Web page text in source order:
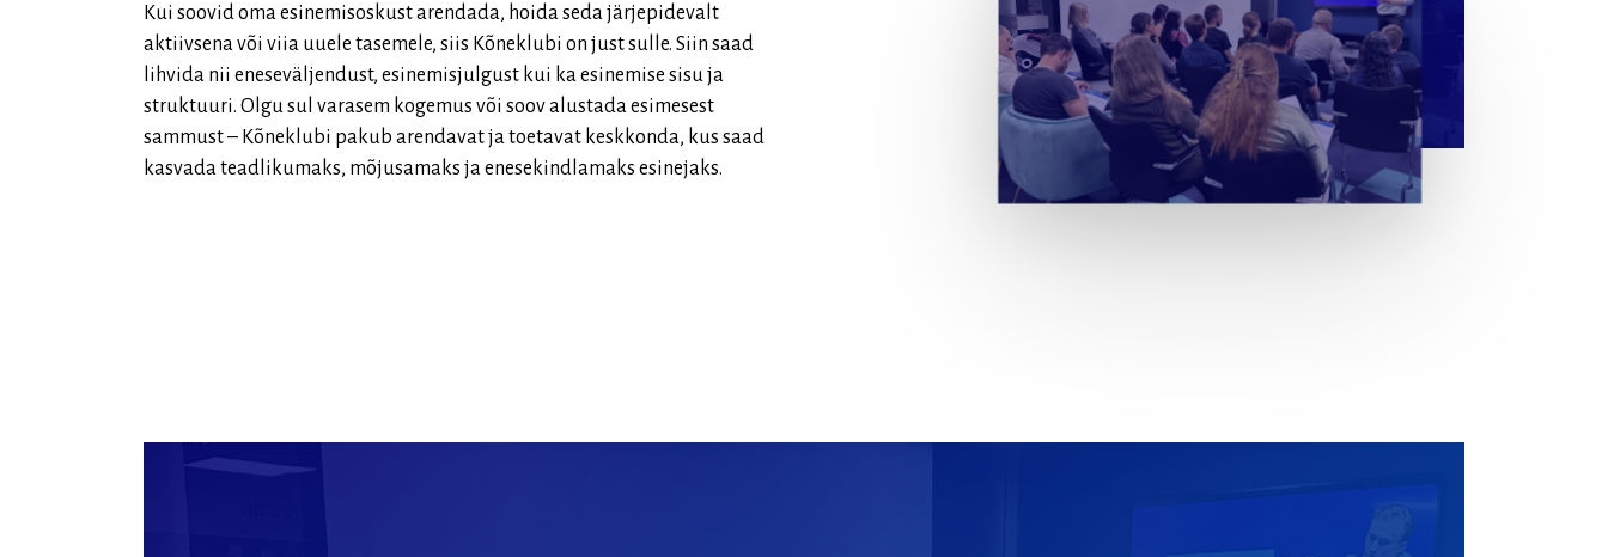
Kui soovid oma esinemisoskust arendada, hoida seda järjepidevalt
aktiivsena või viia uuele tasemele, siis Kõneklubi on just sulle. Siin saad
lihvida nii eneseväljendust, esinemisjulgust kui ka esinemise sisu ja
struktuuri. Olgu sul varasem kogemus või soov alustada esimesest
sammust – Kõneklubi pakub arendavat ja toetavat keskkonda, kus saad
kasvada teadlikumaks, mõjusamaks ja enesekindlamaks esinejaks.